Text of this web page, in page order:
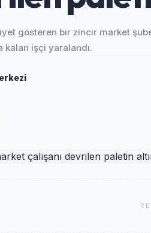
gösteren bir zincir market
kalan işçi yaralandı.